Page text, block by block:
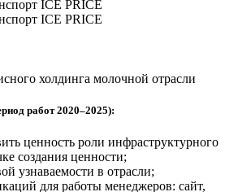
холдинга молочной отрасли
работ 2020–2025):
ценность роли инфраструктурного
создания ценности;
узнаваемости в отрасли;
для работы менеджеров: сайт,